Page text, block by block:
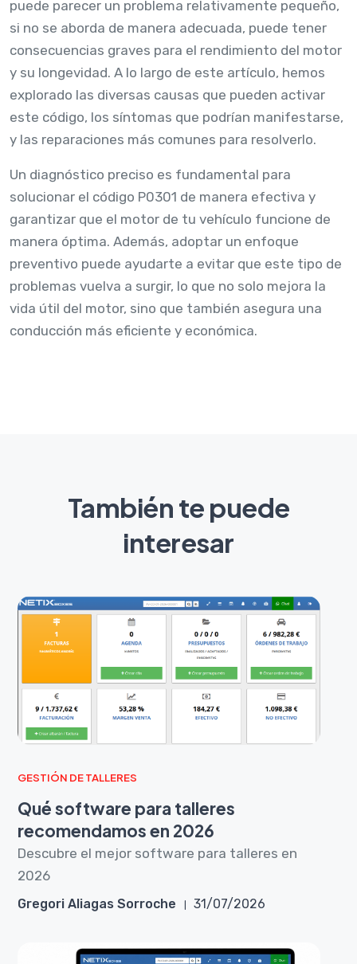
puede parecer un problema relativamente pequeño,
si no se aborda de manera adecuada, puede tener
consecuencias graves para el rendimiento del motor
y su longevidad. A lo largo de este artículo, hemos
explorado las diversas causas que pueden activar
este código, los síntomas que podrían manifestarse,
y las reparaciones más comunes para resolverlo.
Un diagnóstico preciso es fundamental para
solucionar el código P0301 de manera efectiva y
garantizar que el motor de tu vehículo funcione de
manera óptima. Además, adoptar un enfoque
preventivo puede ayudarte a evitar que este tipo de
problemas vuelva a surgir, lo que no solo mejora la
vida útil del motor, sino que también asegura una
conducción más eficiente y económica.
También te puede
interesar
GESTIÓN DE TALLERES
Qué software para talleres
recomendamos en 2026
Descubre el mejor software para talleres en
2026
Gregori Aliagas Sorroche 31/07/2026